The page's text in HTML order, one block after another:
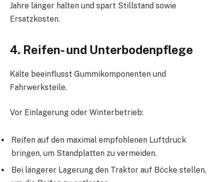
Jahre länger halten und spart Stillstand sowie
Ersatzkosten.
4. Reifen- und Unterbodenpflege
Kälte beeinflusst Gummikomponenten und
Fahrwerksteile.
Vor Einlagerung oder Winterbetrieb:
Reifen auf den maximal empfohlenen Luftdruck
bringen, um Standplatten zu vermeiden.
Bei längerer Lagerung den Traktor auf Böcke stellen,